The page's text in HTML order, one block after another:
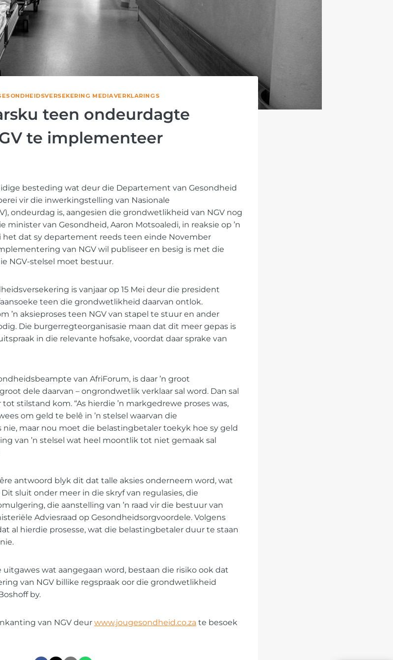
MEDIAVERKLARINGS
teen ondeurdagte
te implementeer
besteding wat deur die Departement van Gesondheid
vir die inwerkingstelling van Nasionale
ondeurdag is, aangesien die grondwetlikheid van NGV nog
minister van Gesondheid, Aaron Motsoaledi, in reaksie op ’n
het dat sy departement reeds teen einde November
van NGV wil publiseer en besig is met die
NGV-stelsel moet bestuur.
is vanjaar op 15 Mei deur die president
teen die grondwetlikheid daarvan ontlok.
’n aksieproses teen NGV van stapel te stuur en ander
Die burgerregteorganisasie maan dat dit meer gepas is
in die relevante hofsake, voordat daar sprake van
van AfriForum, is daar ’n groot
dele daarvan – ongrondwetlik verklaar sal word. Dan sal
stilstand kom. “As hierdie ’n markgedrewe proses was,
om geld te belê in ’n stelsel waarvan die
maar nou moet die belastingbetaler toekyk hoe sy geld
van ’n stelsel wat heel moontlik tot niet gemaak sal
antwoord blyk dit dat talle aksies onderneem word, wat
sluit onder meer in die skryf van regulasies, die
die aanstelling van ’n raad vir die bestuur van
Adviesraad op Gesondheidsorgvoordele. Volgens
al hierdie prosesse, wat die belastingbetaler duur te staan
uitgawes wat aangegaan word, bestaan die risiko ook dat
van NGV billike regspraak oor die grondwetlikheid
by.
van NGV deur www.jougesondheid.co.za te besoek